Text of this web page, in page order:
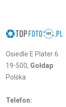
Osiedle E Plater 6
19-500, Gołdap
Polska
Telefon: